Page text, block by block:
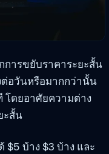
การขยับราคาระยะสั้น
อวันหรือมากกว่านั้น
โดยอาศัยความต่าง
ะสั้น
บ้าง $3 บ้าง และ